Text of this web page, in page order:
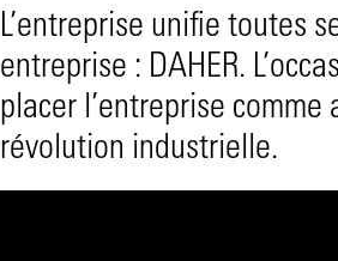
L’entreprise unifie toutes
entreprise : DAHER.
placer l’entreprise
révolution industrielle.